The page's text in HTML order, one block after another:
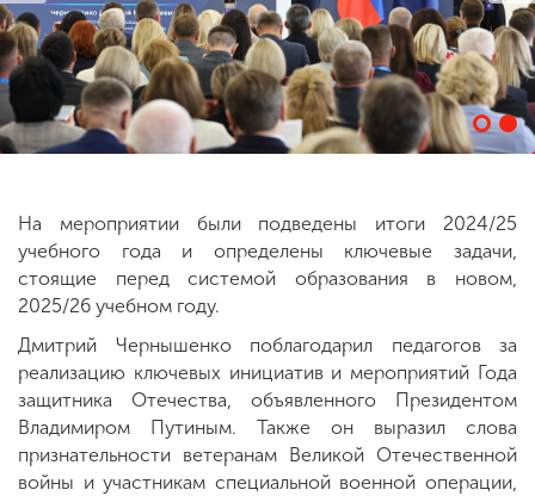
На мероприятии были подведены итоги 2024/25
учебного года и определены ключевые задачи,
стоящие перед системой образования в новом,
2025/26 учебном году.
Дмитрий Чернышенко поблагодарил педагогов за
реализацию ключевых инициатив и мероприятий Года
защитника Отечества, объявленного Президентом
Владимиром Путиным. Также он выразил слова
признательности ветеранам Великой Отечественной
войны и участникам специальной военной операции,